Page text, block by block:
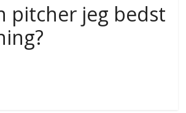
pitcher jeg bedst